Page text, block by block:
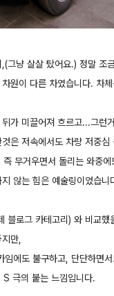
그냥 살살 탔어요.) 정말 조
원이 다른 차였습니다. 차
가 미끌어져 흐르고...그런
은 저속에서도 차량 저중심
무거우면서 돌리는 와중에
않는 힘은 예술링이었습니
블로그 카테고리) 와 비교했
만,
임에도 불구하고, 단단하면
극의 붙는 느낌입니다.